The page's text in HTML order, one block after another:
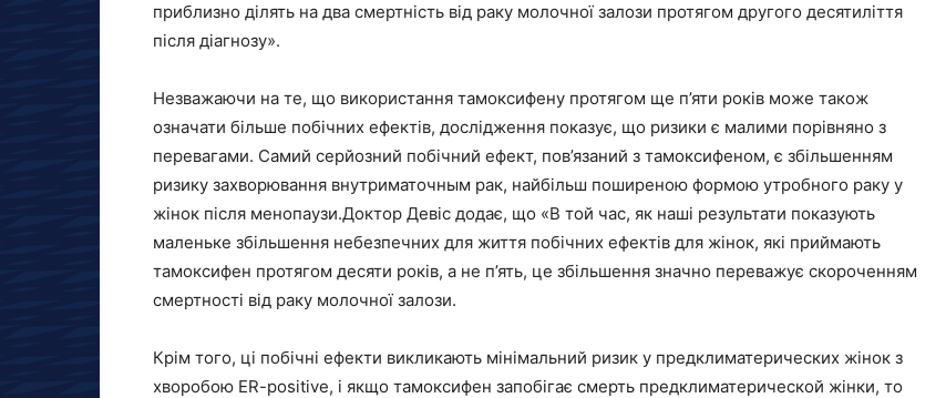
приблизно ділять на два смертність від раку молочної залози протягом другого десятиліття
після діагнозу».
Незважаючи на те, що використання тамоксифену протягом ще п’яти років може також
означати більше побічних ефектів, дослідження показує, що ризики є малими порівняно з
перевагами. Самий серйозний побічний ефект, пов’язаний з тамоксифеном, є збільшенням
ризику захворювання внутриматочным рак, найбільш поширеною формою утробного раку у
жінок після менопаузи.Доктор Девіс додає, що «В той час, як наші результати показують
маленьке збільшення небезпечних для життя побічних ефектів для жінок, які приймають
тамоксифен протягом десяти років, а не п’ять, це збільшення значно переважує скороченням
смертності від раку молочної залози.
Крім того, ці побічні ефекти викликають мінімальний ризик у предклиматерических жінок з
хворобою ER-positive, і якщо тамоксифен запобігає смерть предклиматерической жінки, то